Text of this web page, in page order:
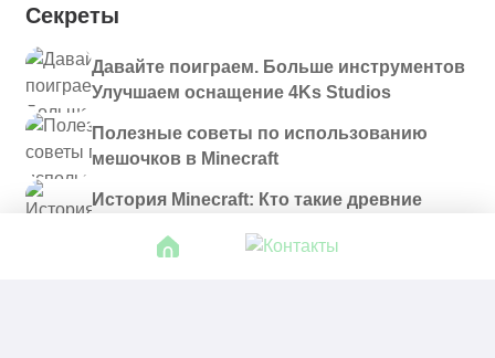
Секреты
Давайте поиграем. Больше инструментов
Улучшаем оснащение 4Ks Studios
Полезные советы по использованию
мешочков в Minecraft
История Minecraft: Кто такие древние